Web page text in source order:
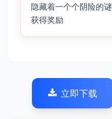
隐藏着一个个阴险的
获得奖励
立即下载